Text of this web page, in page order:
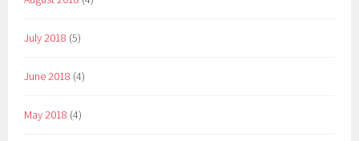
July 2018 (5)
June 2018 (4)
May 2018 (4)